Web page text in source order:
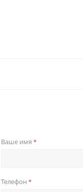
Ваше имя*
Телефон*